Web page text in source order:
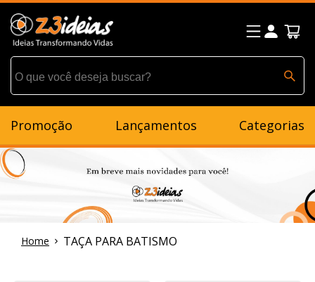
Promoção Lançamentos Categorias
Home TAÇA PARA BATISMO